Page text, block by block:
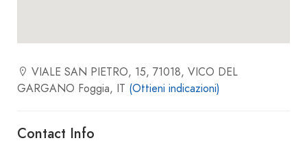
VIALE SAN PIETRO, 15, 71018, VICO DEL
GARGANO Foggia, IT (Ottieni indicazioni)
Contact Info